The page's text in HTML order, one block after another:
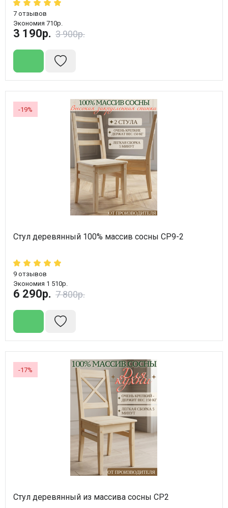
7 отзывов
Экономия 710р.
3 190р. 3 900р.
-19%
Стул деревянный 100% массив сосны СР9-2
9 отзывов
Экономия 1 510р.
6 290р. 7 800р.
-17%
Стул деревянный из массива сосны СР2